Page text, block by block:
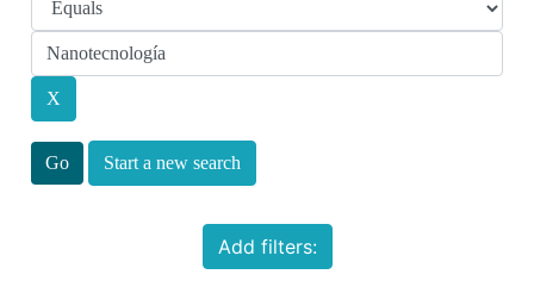
Start a new search
Add filters: